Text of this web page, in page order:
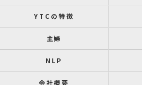
YTCの特徴
主婦
NLP
会社概要